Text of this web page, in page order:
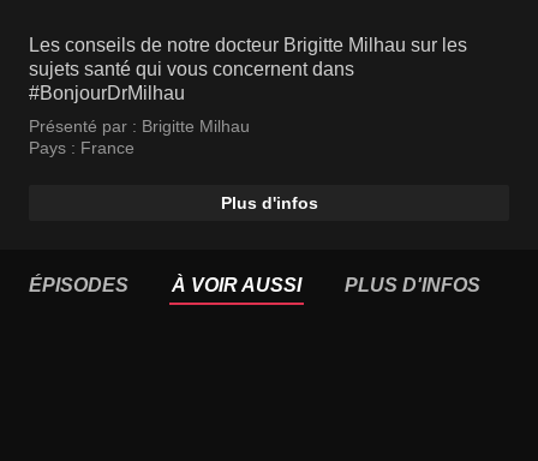
Les conseils de notre docteur Brigitte Milhau sur les
sujets santé qui vous concernent dans
#BonjourDrMilhau
Présenté par : Brigitte Milhau
Pays : France
Plus d'infos
ÉPISODES À VOIR AUSSI PLUS D'INFOS